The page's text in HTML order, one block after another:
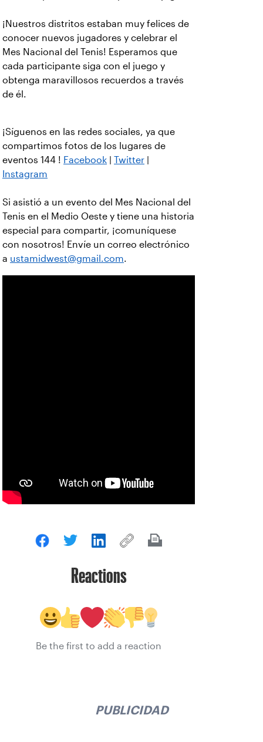
¡Nuestros distritos estaban muy felices de
conocer nuevos jugadores y celebrar el
Mes Nacional del Tenis! Esperamos que
cada participante siga con el juego y
obtenga maravillosos recuerdos a través
de él.
¡Síguenos en las redes sociales, ya que
compartimos fotos de los lugares de
eventos 144 ! Facebook Twitter
Instagram
Si asistió a un evento del Mes Nacional del
Tenis en el Medio Oeste y tiene una historia
especial para compartir, ¡comuníquese
con nosotros! Envíe un correo electrónico
a ustamidwest@gmail.com.
Reactions
Be the first to add a reaction
PUBLICIDAD